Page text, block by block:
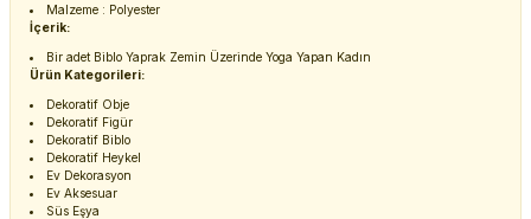
Malzeme : Polyester
İçerik:
Bir adet Biblo Yaprak Zemin Üzerinde Yoga Yapan Kadın
Ürün Kategorileri:
Dekoratif Obje
Dekoratif Figür
Dekoratif Biblo
Dekoratif Heykel
Ev Dekorasyon
Ev Aksesuar
Süs Eşya